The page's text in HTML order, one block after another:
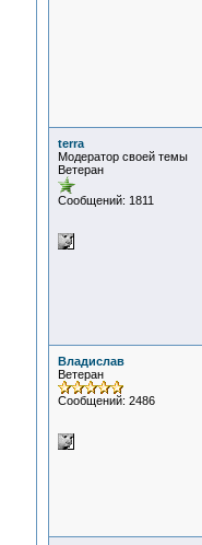
terra
Модератор своей темы
Ветеран
Сообщений: 1811
Владислав
Ветеран
Сообщений: 2486